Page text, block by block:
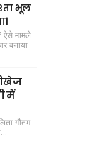
भूल
ऐसे मामले
बनाया
में
गौतम